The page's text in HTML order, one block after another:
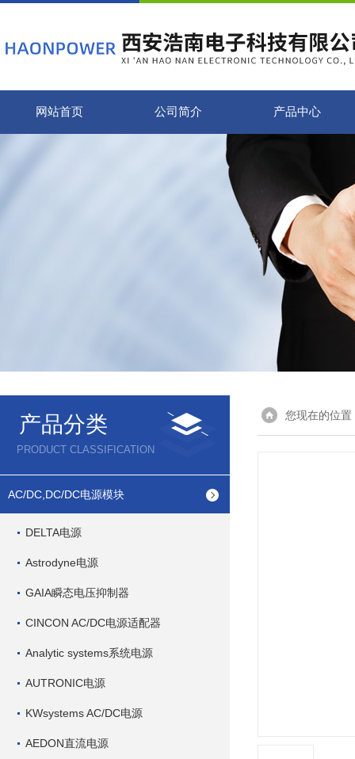
网站首页 公司简介 产品中心
产品分类
PRODUCT CLASSIFICATION
AC/DC,DC/DC电源模块
DELTA电源
Astrodyne电源
GAIA瞬态电压抑制器
CINCON AC/DC电源适配器
Analytic systems系统电源
AUTRONIC电源
KWsystems AC/DC电源
AEDON直流电源
您现在的位置